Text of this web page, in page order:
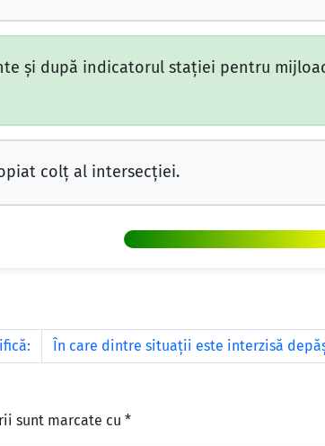
și după indicatorul stației pentru
colț al intersecției.
În care dintre situaţii este interzisă
sunt marcate cu *